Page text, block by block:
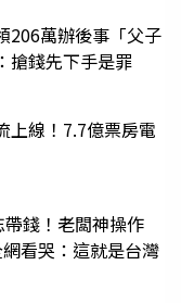
206萬辦後事「父子
錢先下手是罪
上線！7.7億票房電
錢！老闆神操作
看哭：這就是台灣